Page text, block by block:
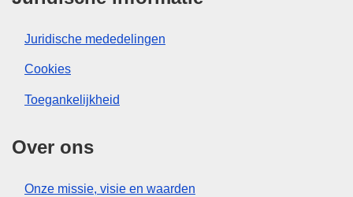
Juridische mededelingen
Cookies
Toegankelijkheid
Over ons
Onze missie, visie en waarden